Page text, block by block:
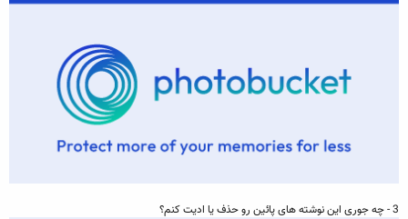
3 - چه جوری اين نوشته های پائين رو حذف يا اديت کنم؟